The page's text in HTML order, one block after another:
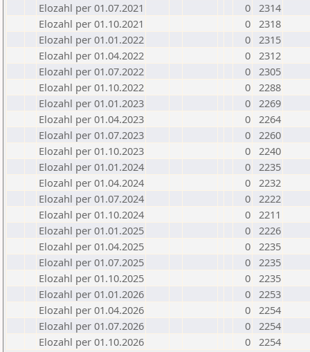
Elozahl per 01.07.2021
0 2314
Elozahl per 01.10.2021
0 2318
Elozahl per 01.01.2022
0 2315
Elozahl per 01.04.2022
0 2312
Elozahl per 01.07.2022
0 2305
Elozahl per 01.10.2022
0 2288
Elozahl per 01.01.2023
0 2269
Elozahl per 01.04.2023
0 2264
Elozahl per 01.07.2023
0 2260
Elozahl per 01.10.2023
0 2240
Elozahl per 01.01.2024
0 2235
Elozahl per 01.04.2024
0 2232
Elozahl per 01.07.2024
0 2222
Elozahl per 01.10.2024
0 2211
Elozahl per 01.01.2025
0 2226
Elozahl per 01.04.2025
0 2235
Elozahl per 01.07.2025
0 2235
Elozahl per 01.10.2025
0 2235
Elozahl per 01.01.2026
0 2253
Elozahl per 01.04.2026
0 2254
Elozahl per 01.07.2026
0 2254
Elozahl per 01.10.2026
0 2254